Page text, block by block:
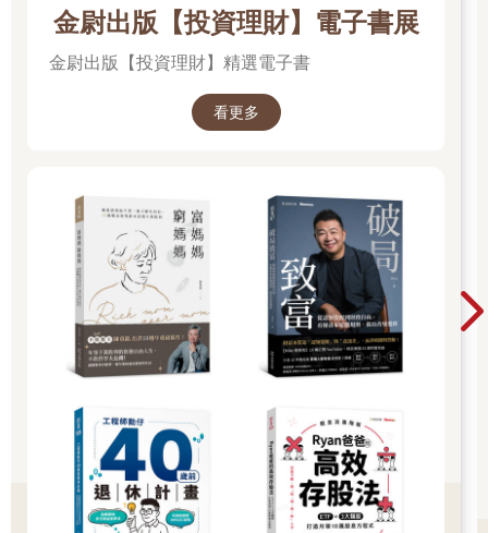
目前在國際金融及財稅，正處於集思潮、法令、政策與科技四大
變化於一身的完美風暴中，一波一波地襲擊全球，而首當其衝的
是反避稅及落實永續發展兩大領域。
國際資金的異動，首先受到反洗錢（Anti-Money Laundering，
AML ）、反資恐（Countering the Financing of Terrorism，CFT
反避稅發端於美國，2010年通過的聯邦法律「海外帳戶稅收遵從
法」（Foreign Account Tax Compliance Act，FATCA，肥咖
法），發揚於OECD（經濟合作暨發展組織 ）2010年發布的「共
同申報及盡職審查準則」（Common Reporting Standard，
CRS）及2019年推動的「全球利潤分配稅制」與「全球企業最低
稅負制」，預計於2023年施行。我國除積極與經貿往來密切的國
家洽商租稅協定外，並致力修改或制定相關法令，落實租稅資訊
「富腦袋，富口袋？」當全球為減緩地球暖化的速度，已有130多
個國家宣示「淨零排放」目標，我國國發會也順應此一潮流，於
2022年3月30日公布2050年淨零排放路徑，提出了四大轉型策略
（能源轉型、產能轉型、生活轉型、社會轉型 ）及兩大治理基礎
金尉出版【投資理財】電子書展
金尉出版【投資理財】精選電子書
看更多